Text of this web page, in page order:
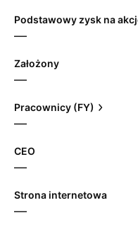
Podstawowy zysk na
—
Założony
—
Pracownicy (FY)
—
CEO
—
Strona internetowa
—